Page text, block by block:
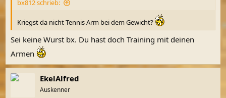
bx812 schrieb:
Kriegst da nicht Tennis Arm bei dem Gewicht?
Sei keine Wurst bx. Du hast doch Training mit deinen
Armen
EkelAlfred
Auskenner